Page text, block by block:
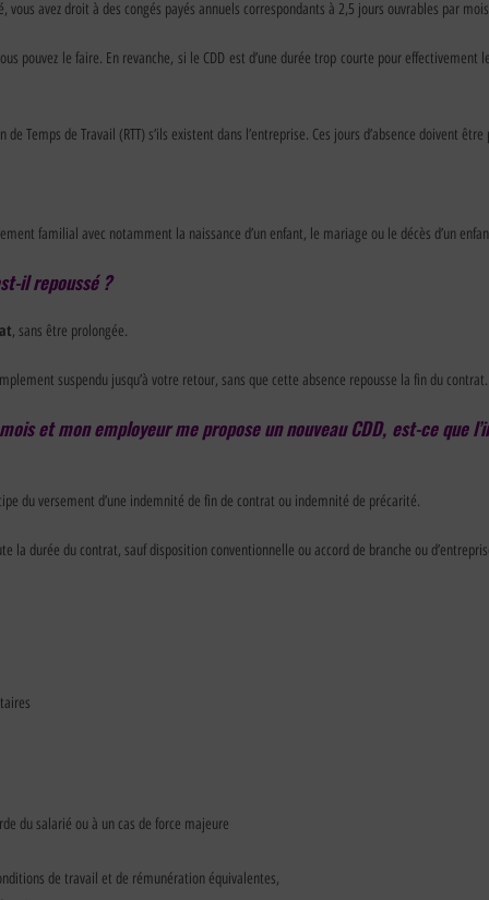
avez droit à des congés payés annuels correspondants à 2,5 jours ouvrables par
pouvez le faire. En revanche, si le CDD est d’une durée trop courte pour
Temps de Travail (RTT) s’ils existent dans l’entreprise. Ces jours d’absence doivent
familial avec notamment la naissance d’un enfant, le mariage ou le décès d’un
il repoussé ?
, sans être prolongée.
suspendu jusqu’à votre retour, sans que cette absence repousse la fin du contrat.
et mon employeur me propose un nouveau CDD, est-ce que
du versement d’une indemnité de fin de contrat ou indemnité de précarité.
durée du contrat, sauf disposition conventionnelle ou accord de branche ou
du salarié ou à un cas de force majeure
de travail et de rémunération équivalentes,